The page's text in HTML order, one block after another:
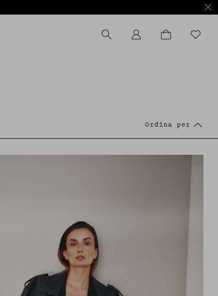
Ordina per